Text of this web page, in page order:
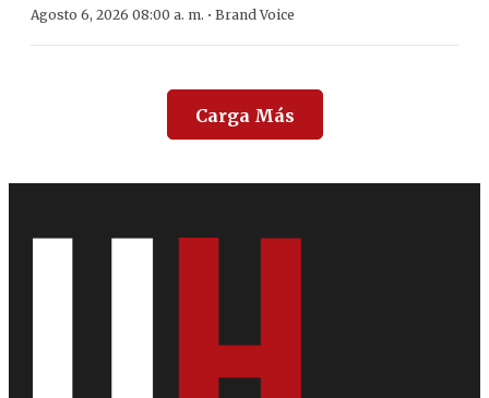
Agosto 6, 2026 08:00 a. m. · Brand Voice
Carga Más